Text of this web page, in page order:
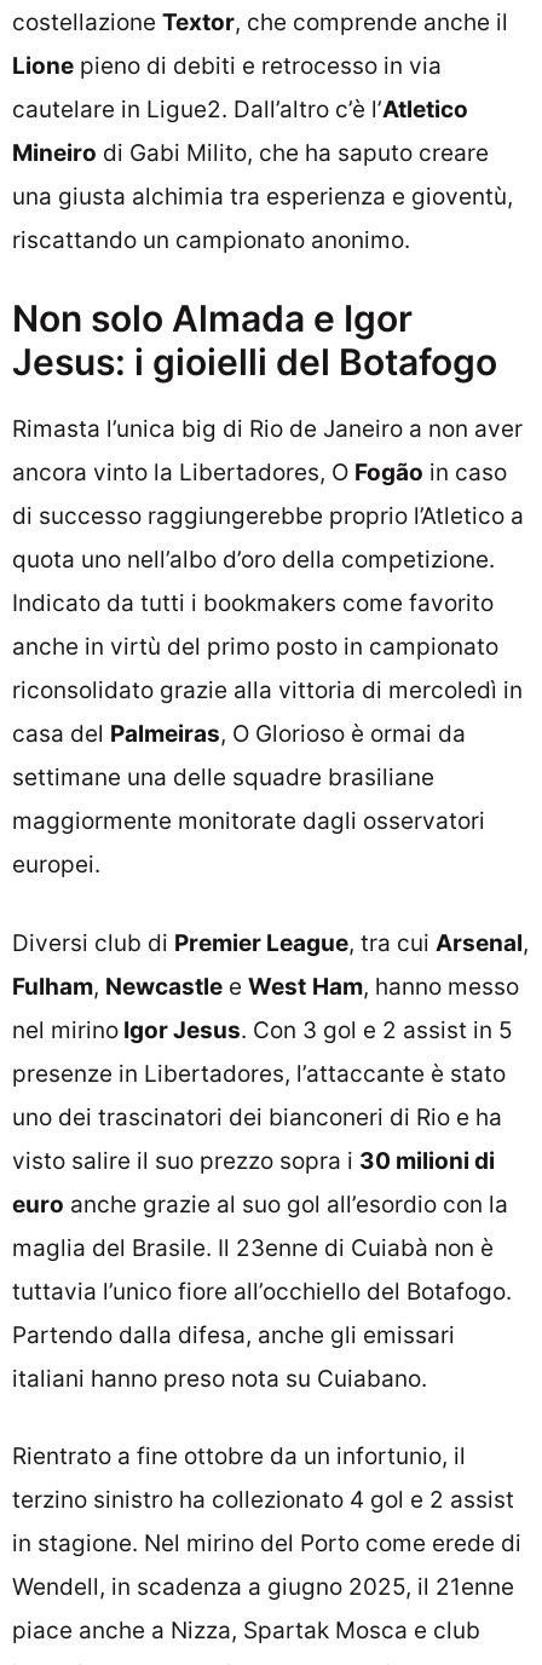
costellazione Textor, che comprende anche il
Lione pieno di debiti e retrocesso in via
cautelare in Ligue2. Dall’altro c’è l’Atletico
Mineiro di Gabi Milito, che ha saputo creare
una giusta alchimia tra esperienza e gioventù,
riscattando un campionato anonimo.
Non solo Almada e Igor
Jesus: i gioielli del Botafogo
Rimasta l’unica big di Rio de Janeiro a non aver
ancora vinto la Libertadores, O Fogão in caso
di successo raggiungerebbe proprio l’Atletico a
quota uno nell’albo d’oro della competizione.
Indicato da tutti i bookmakers come favorito
anche in virtù del primo posto in campionato
riconsolidato grazie alla vittoria di mercoledì in
casa del Palmeiras, O Glorioso è ormai da
settimane una delle squadre brasiliane
maggiormente monitorate dagli osservatori
europei.
Diversi club di Premier League, tra cui Arsenal,
Fulham, Newcastle e West Ham, hanno messo
nel mirino Igor Jesus. Con 3 gol e 2 assist in 5
presenze in Libertadores, l’attaccante è stato
uno dei trascinatori dei bianconeri di Rio e ha
visto salire il suo prezzo sopra i 30 milioni di
euro anche grazie al suo gol all’esordio con la
maglia del Brasile. Il 23enne di Cuiabà non è
tuttavia l’unico fiore all’occhiello del Botafogo.
Partendo dalla difesa, anche gli emissari
italiani hanno preso nota su Cuiabano.
Rientrato a fine ottobre da un infortunio, il
terzino sinistro ha collezionato 4 gol e 2 assist
in stagione. Nel mirino del Porto come erede di
Wendell, in scadenza a giugno 2025, il 21enne
piace anche a Nizza, Spartak Mosca e club